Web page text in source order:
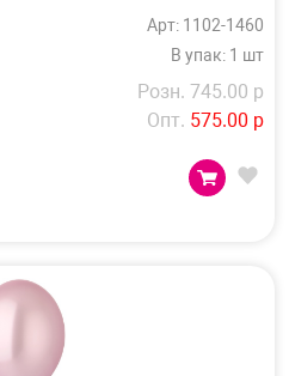
Арт: 1102-1460
В упак: 1 шт
Розн. 745.00 р
Опт. 575.00 р